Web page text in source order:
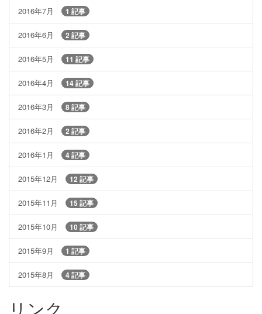
2016年7月 1 記事
2016年6月 2 記事
2016年5月 11 記事
2016年4月 14 記事
2016年3月 8 記事
2016年2月 2 記事
2016年1月 4 記事
2015年12月 12 記事
2015年11月 15 記事
2015年10月 10 記事
2015年9月 1 記事
2015年8月 4 記事
リンク